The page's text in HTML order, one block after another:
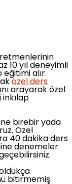
10 yıl deneyimli
alır.
özel ders
arayarak özel
birebir yada
Özel
40 dakika ders
denemeler
bitirmemiş